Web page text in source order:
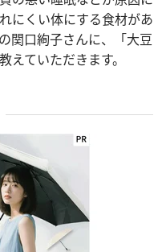
にくい体にする食材があ
関口絢子さんに、「大豆
えていただきます。